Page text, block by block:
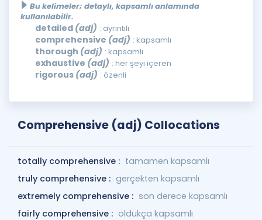
Bu kelimeler; detaylı, kapsamlı anlamında
kullanılabilir.
detailed (adj) : ayrıntılı
comprehensive (adj) : kapsamlı
thorough (adj) : kapsamlı
exhaustive (adj) : her şeyi içeren
rigorous (adj) : özenli
Comprehensive (adj) Collocations
totally comprehensive : tamamen kapsamlı
truly comprehensive : gerçekten kapsamlı
extremely comprehensive : son derece kapsamlı
fairly comprehensive : oldukça kapsamlı